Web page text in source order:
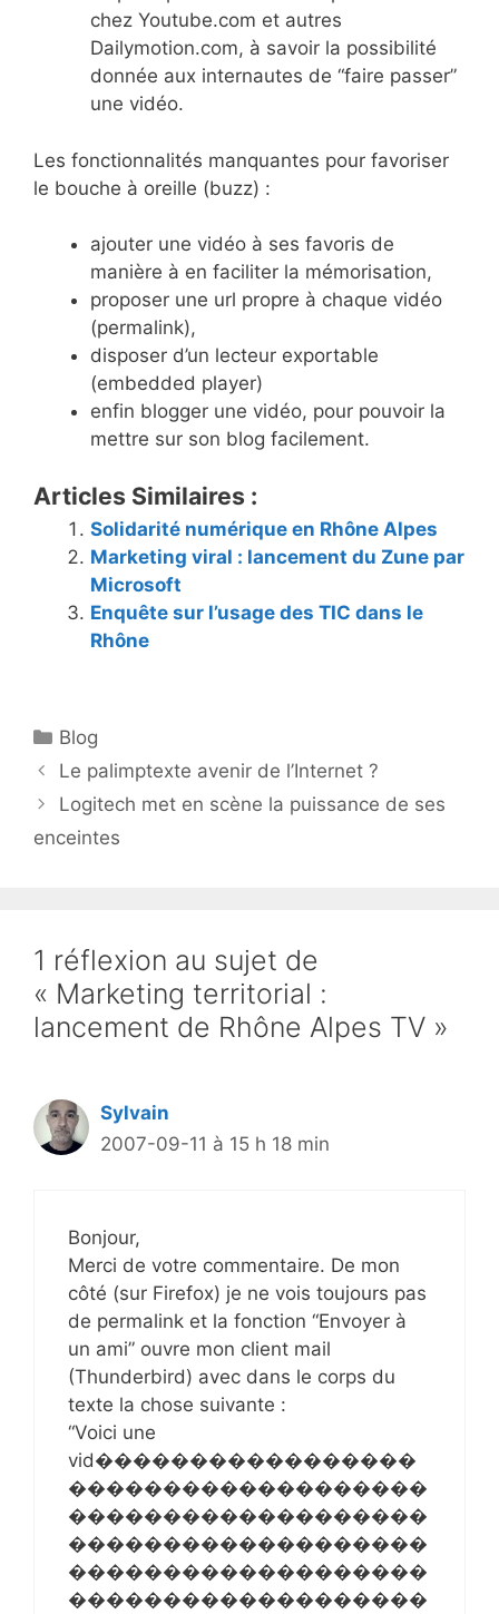
chez Youtube.com et autres
Dailymotion.com, à savoir la possibilité
donnée aux internautes de “faire passer”
une vidéo.
Les fonctionnalités manquantes pour favoriser
le bouche à oreille (buzz) :
ajouter une vidéo à ses favoris de
manière à en faciliter la mémorisation,
proposer une url propre à chaque vidéo
(permalink),
disposer d’un lecteur exportable
(embedded player)
enfin blogger une vidéo, pour pouvoir la
mettre sur son blog facilement.
Articles Similaires :
Solidarité numérique en Rhône Alpes
Marketing viral : lancement du Zune par
Microsoft
Enquête sur l’usage des TIC dans le
Rhône
Catégories
Blog
Le palimptexte avenir de l’Internet ?
Logitech met en scène la puissance de ses
enceintes
1 réflexion au sujet de
« Marketing territorial :
lancement de Rhône Alpes TV »
Sylvain
2007-09-11 à 15 h 18 min
Bonjour,
Merci de votre commentaire. De mon
côté (sur Firefox) je ne vois toujours pas
de permalink et la fonction “Envoyer à
un ami” ouvre mon client mail
(Thunderbird) avec dans le corps du
texte la chose suivante :
“Voici une
vid�����������������
�������������������
�������������������
�������������������
�������������������
�������������������